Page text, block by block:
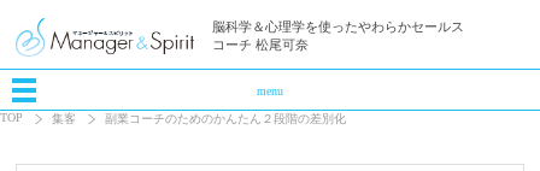
脳科学＆心理学を使ったやわらかセールス
コーチ 松尾可奈
menu
TOP
集客 副業コーチのためのかんたん２段階の差別化